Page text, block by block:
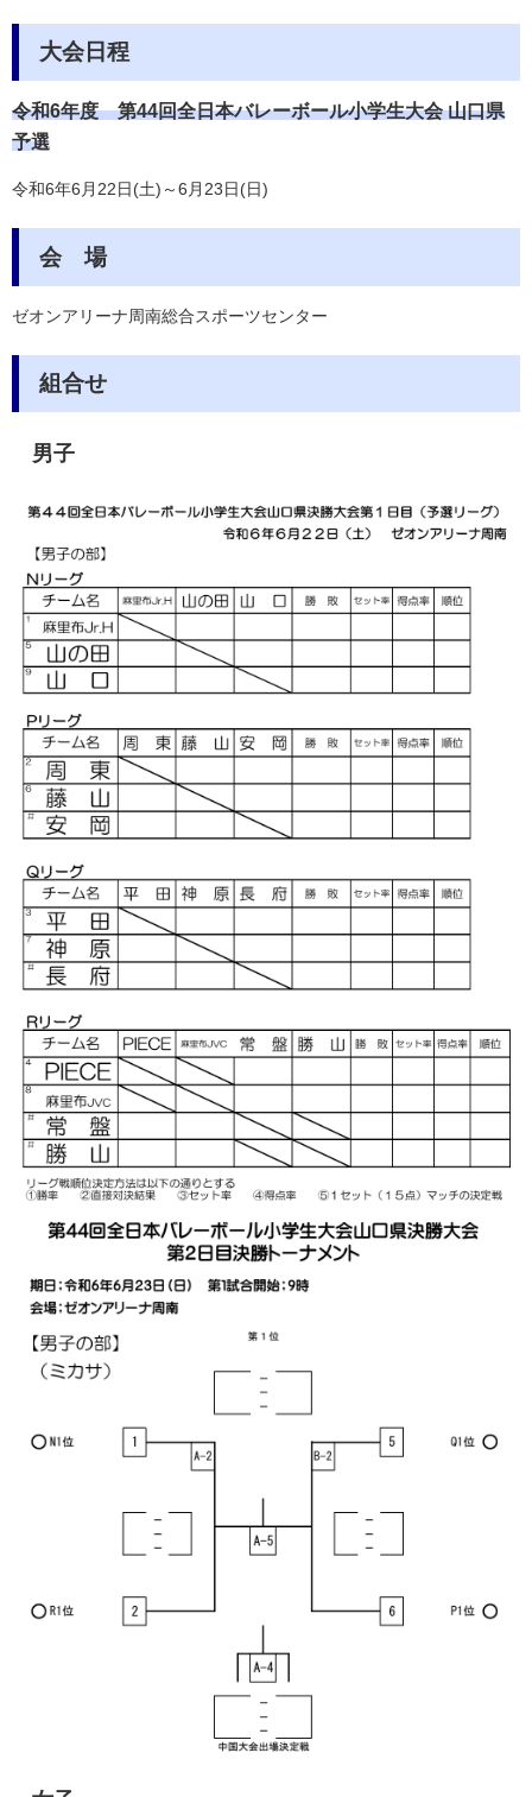
大会日程
令和6年度 第44回全日本バレーボール小学生大会 山口県
予選
令和6年6月22日(土)～6月23日(日)
会 場
ゼオンアリーナ周南総合スポーツセンター
組合せ
男子